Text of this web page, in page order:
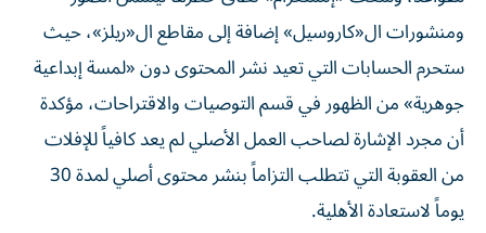
ومنشورات ال«كاروسيل» إضافة إلى مقاطع ال«ريلز»، حيث
ستحرم الحسابات التي تعيد نشر المحتوى دون «لمسة إبداعية
جوهرية» من الظهور في قسم التوصيات والاقتراحات، مؤكدة
أن مجرد الإشارة لصاحب العمل الأصلي لم يعد كافياً للإفلات
من العقوبة التي تتطلب التزاماً بنشر محتوى أصلي لمدة 30
يوماً لاستعادة الأهلية.